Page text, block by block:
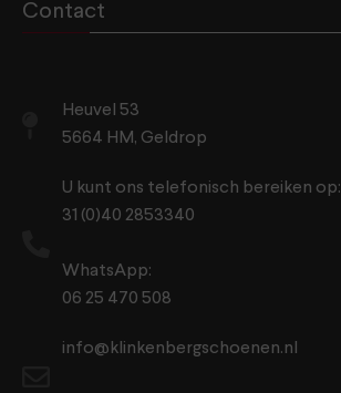
Contact
Heuvel 53
5664 HM, Geldrop
U kunt ons telefonisch bereiken op:
31 (0)40 2853340
WhatsApp:
06 25 470 508
info@klinkenbergschoenen.nl